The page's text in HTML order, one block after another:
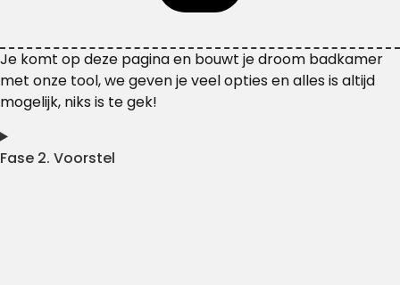
Je komt op deze pagina en bouwt je droom badkamer
met onze tool, we geven je veel opties en alles is altijd
mogelijk, niks is te gek!
Fase 2. Voorstel